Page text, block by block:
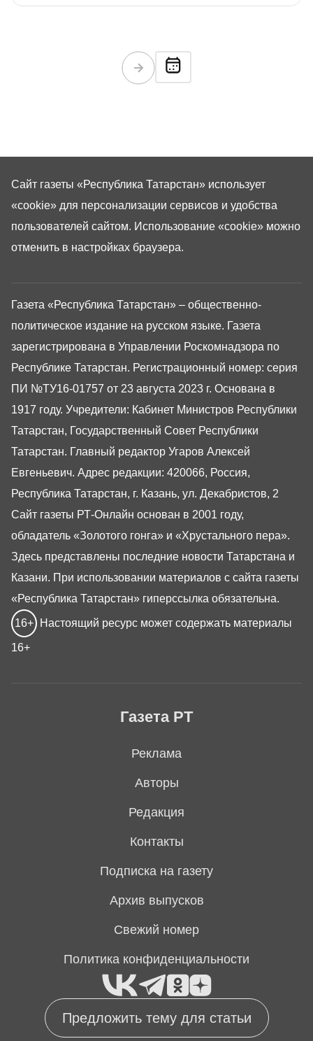
Предложить тему для статьи
Газета РТ
Реклама
Авторы
Редакция
Контакты
Подписка на газету
Архив выпусков
Свежий номер
Политика конфиденциальности
Газета «Республика Татарстан» – общественно-
политическое издание на русском языке. Газета
зарегистрирована в Управлении Роскомнадзора по
Республике Татарстан. Регистрационный номер: серия
ПИ №ТУ16-01757 от 23 августа 2023 г. Основана в
1917 году. Учредители: Кабинет Министров Республики
Татарстан, Государственный Совет Республики
Татарстан. Главный редактор Угаров Алексей
Евгеньевич. Адрес редакции: 420066, Россия,
Республика Татарстан, г. Казань, ул. Декабристов, 2
Сайт газеты РТ-Онлайн основан в 2001 году,
обладатель «Золотого гонга» и «Хрустального пера».
Здесь представлены последние новости Татарстана и
Казани. При использовании материалов с сайта газеты
«Республика Татарстан» гиперссылка обязательна.
16+ Настоящий ресурс может содержать материалы
16+
Сайт газеты «Республика Татарстан» использует
«cookie» для персонализации сервисов и удобства
пользователей сайтом. Использование «cookie» можно
отменить в настройках браузера.